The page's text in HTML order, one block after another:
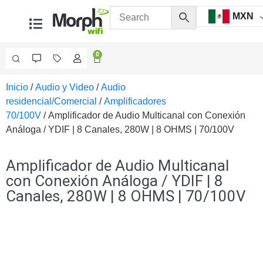
MXN
0
Videovigilancia
Accesorios
Generales
Accesorios
Fibra Accesorios
para
Computadora
y
Inicio /Audio y Video /Audio
residencial/Comercial /Amplificadores
70/100V / Amplificador de Audio Multicanal con Conexión
Análoga / YDIF | 8 Canales, 280W | 8 OHMS | 70/100V
Amplificador de Audio Multicanal
con Conexión Análoga / YDIF | 8
Canales, 280W | 8 OHMS | 70/100V